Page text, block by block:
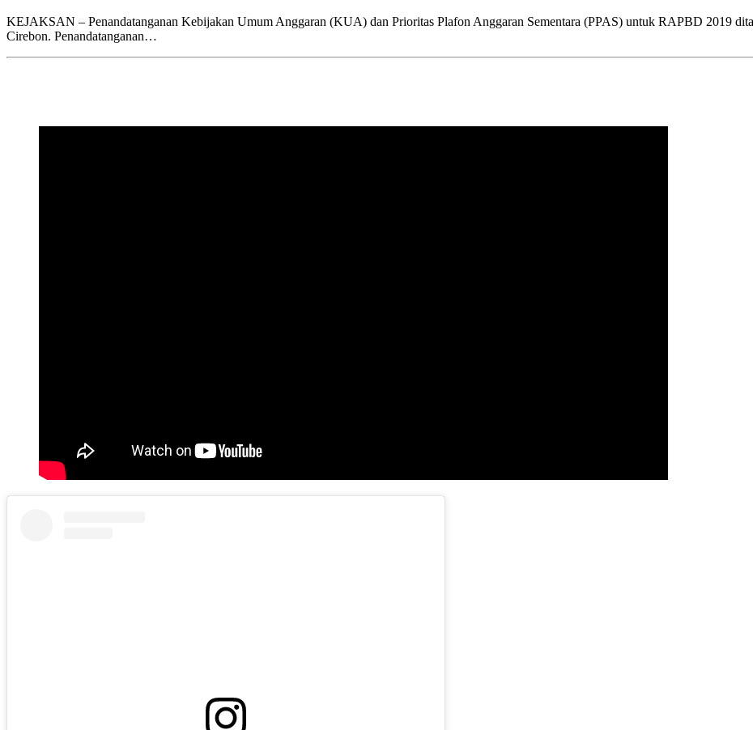
KEJAKSAN – Penandatanganan Kebijakan Umum Anggaran (KUA) dan Prioritas Plafon Anggaran Sementara (PPAS) untuk RAPBD 2019
Cirebon. Penandatanganan…